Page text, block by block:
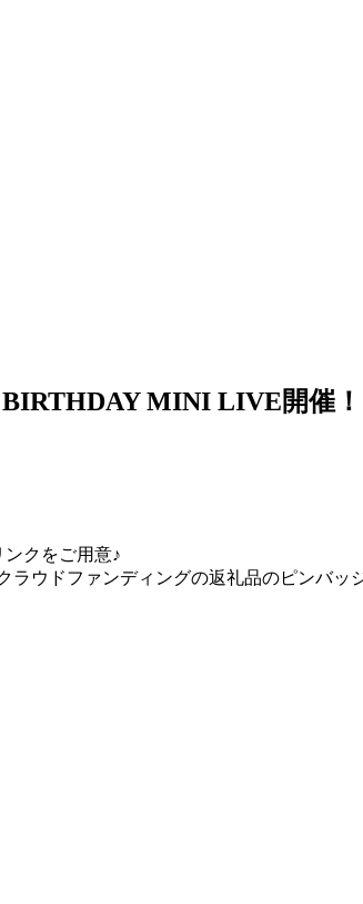
MINI LIVE開催！
クをご用意♪
ウドファンディングの返礼品のピンバ